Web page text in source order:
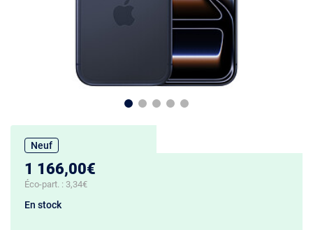
Neuf
1 166,00€
Éco-part. : 3,34€
En stock